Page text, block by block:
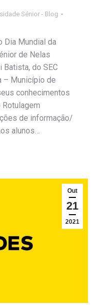
Sénior - Blog
Dia Mundial da
de Nelas
Batista, do SEC
– Município de
conhecimentos
Rotulagem
de informação/
alunos…
Out
21
2021